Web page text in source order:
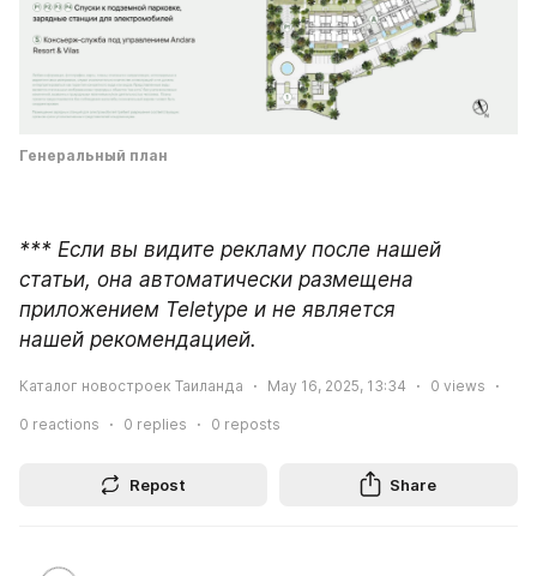
Генеральный план
*** Если вы видите рекламу после нашей
статьи, она автоматически размещена
приложением Teletype и не является
нашей рекомендацией.
Каталог новостроек Таиланда May 16, 2025, 13:34 0 views
0 reactions 0 replies 0 reposts
Repost Share